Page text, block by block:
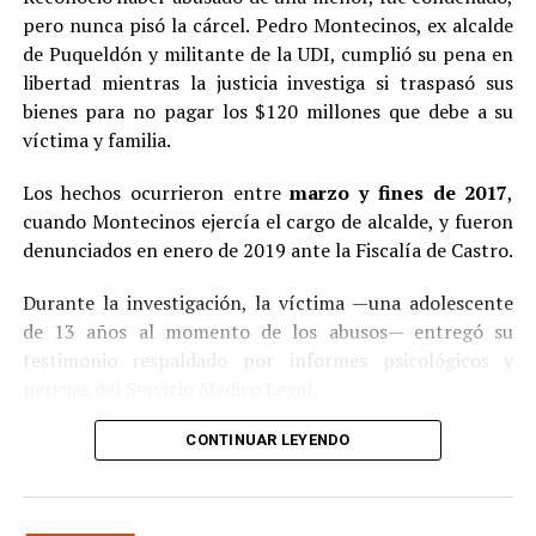
pero nunca pisó la cárcel. Pedro Montecinos, ex alcalde
de Puqueldón y militante de la UDI, cumplió su pena en
libertad mientras la justicia investiga si traspasó sus
bienes para no pagar los $120 millones que debe a su
víctima y familia.
Los hechos ocurrieron entremarzo y fines de 2017,
cuando Montecinos ejercía el cargo de alcalde, y fueron
denunciados en enero de 2019 ante la Fiscalía de Castro.
Durante la investigación, la víctima —una adolescente
de 13 años al momento de los abusos— entregó su
testimonio respaldado por informes psicológicos y
Ante la contundencia de los antecedentes, el imputado
aceptó los cargosen un procedimiento abreviado,
La condena y el cumplimiento en libertad
CONTINUAR LEYENDO